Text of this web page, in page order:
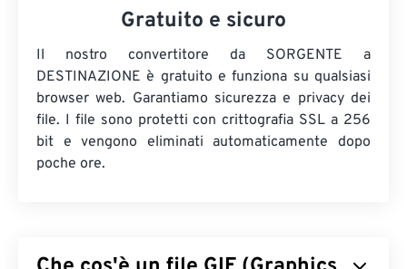
Gratuito e sicuro
Il nostro convertitore da SORGENTE a
DESTINAZIONE è gratuito e funziona su qualsiasi
browser web. Garantiamo sicurezza e privacy dei
file. I file sono protetti con crittografia SSL a 256
bit e vengono eliminati automaticamente dopo
poche ore.